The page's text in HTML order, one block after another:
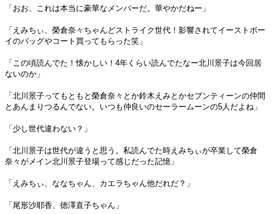
「おお、これは本当に豪華なメンバーだ。華やかだねー」
「えみちぃ、榮倉奈々ちゃんどストライク世代！影響されてイーストボー
イのバッグやコート買ってもらった笑」
「この頃読んでた！懐かしい！4年くらい読んでたなー北川景子は今回居
ないのか」
「北川景子ってもともと榮倉奈々とか鈴木えみとかセブンティーンの仲間
とあんまりつるんでない。いつも仲良いのセーラームーンの5人だよね」
「少し世代違わない？」
「北川景子は世代が違うと思う。私読んでた時えみちぃが卒業して榮倉
奈々がメイン北川景子登場って感じだった記憶」
「えみちぃ、ななちゃん、カエラちゃん他だれだ？」
「尾形沙耶香、徳澤直子ちゃん」